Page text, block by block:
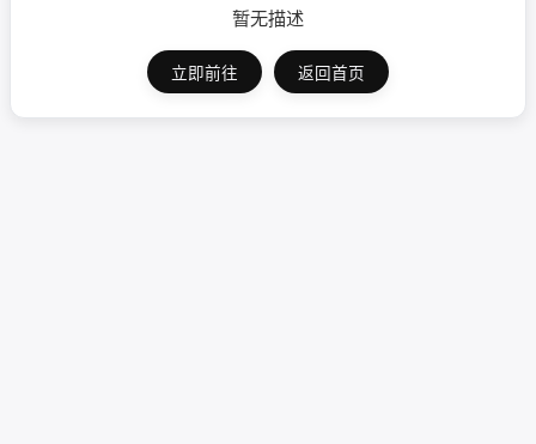
暂无描述
立即前往 返回首页